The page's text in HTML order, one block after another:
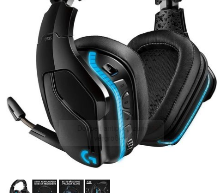
Doppelt antippen zum
vergrößern